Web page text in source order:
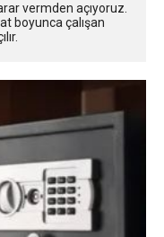
vermden açıyoruz.
boyunca çalışan